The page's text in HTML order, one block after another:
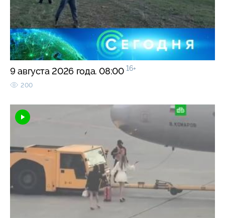
9 августа 2026 года. 08:00 16+
200